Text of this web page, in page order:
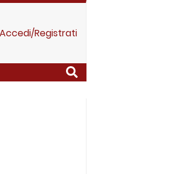
Accedi/Registrati